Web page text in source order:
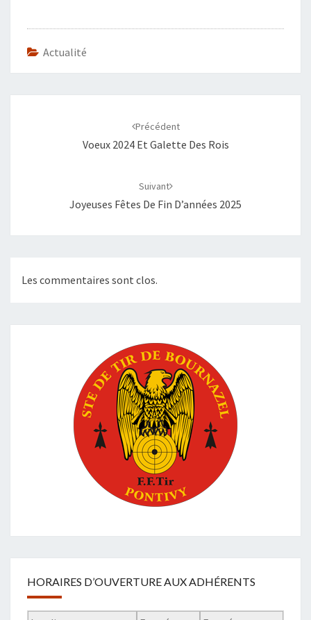
Actualité
Précédent
Voeux 2024 Et Galette Des Rois
Suivant
Joyeuses Fêtes De Fin D’années 2025
Les commentaires sont clos.
HORAIRES D’OUVERTURE AUX ADHÉRENTS